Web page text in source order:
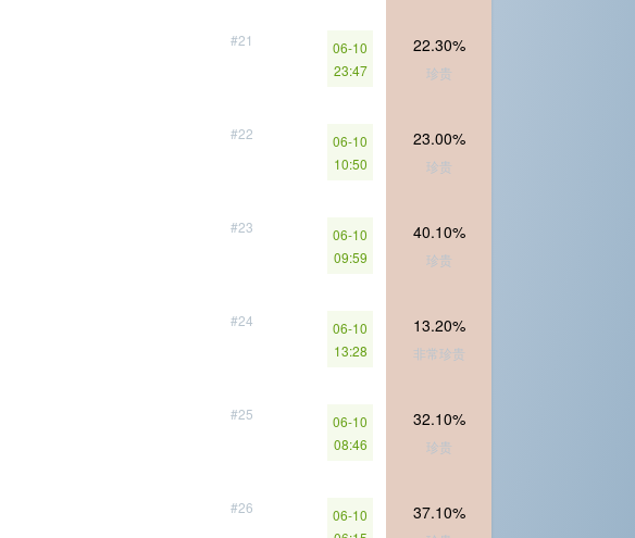
#21
06-10
23:47
22.30%
珍贵
#22
06-10
10:50
23.00%
珍贵
#23
06-10
09:59
40.10%
珍贵
#24
06-10
13:28
13.20%
非常珍贵
#25
06-10
08:46
32.10%
珍贵
#26
06-10
37.10%